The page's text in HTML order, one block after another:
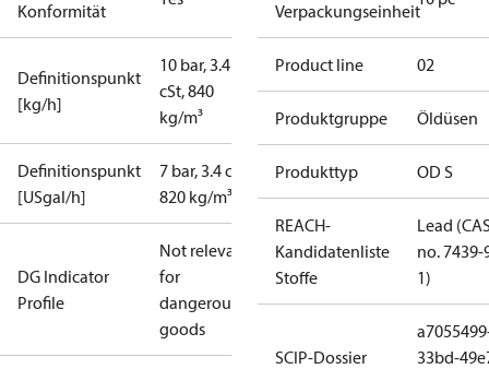
Konformität
Definitionspunkt
[kg/h]
10 bar, 3.4
cSt, 840
kg/m³
Definitionspunkt
[USgal/h]
7 bar, 3.4 cSt,
820 kg/m³
DG Indicator
Profile
Not relevant
for
dangerous
goods
Verpackungseinheit
Product line 02
Produktgruppe Öldüsen
Produkttyp OD S
REACH-
Kandidatenliste
Stoffe
Lead
no. 7439-
1)
SCIP-Dossier
33bd-